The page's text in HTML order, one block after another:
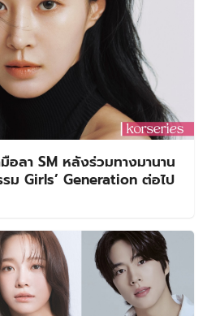
มือลา SM หลังร่วมทางมานาน
ม Girls’ Generation ต่อไป